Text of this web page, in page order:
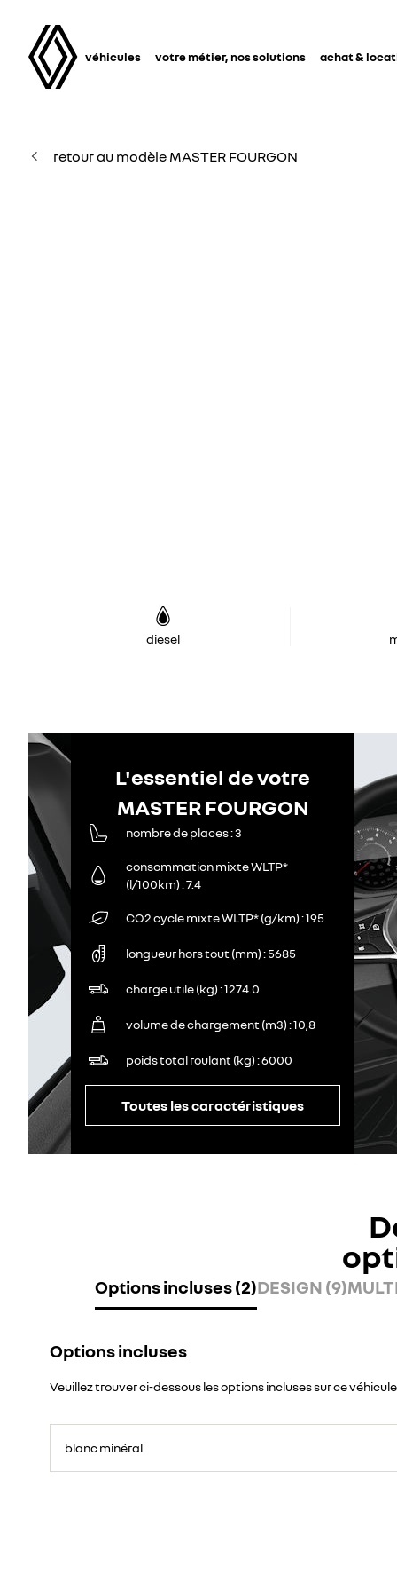
véhicules votre métier, nos solutions achat &
retour au modèle MASTER FOURGON
diesel
L'essentiel de votre
MASTER FOURGON
nombre de places 3
consommation mixte WLTP*
(l/100km) 7.4
CO2 cycle mixte WLTP* (g/km) 195
longueur hors tout (mm) 5685
charge utile (kg) 1274.0
volume de chargement (m3) 10,8
poids total roulant (kg) 6000
Toutes les caractéristiques
Options incluses (2)DESIGN (9)
Options incluses
Veuillez trouver ci-dessous les options incluses sur ce véhicule
blanc minéral